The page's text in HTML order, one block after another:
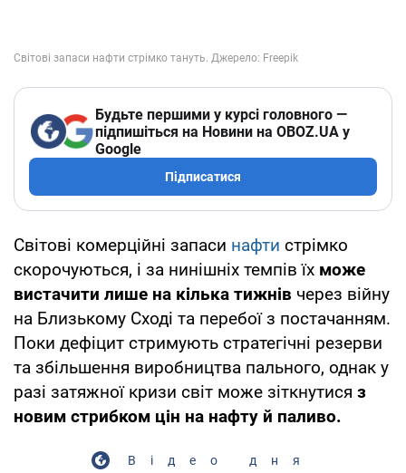
Будьте першими у курсі головного —
підпишіться на Новини на OBOZ.UA у
Google
Підписатися
Світові комерційні запаси нафти стрімко
скорочуються, і за нинішніх темпів їх може
вистачити лише на кілька тижнів через війну
на Близькому Сході та перебої з постачанням.
Поки дефіцит стримують стратегічні резерви
та збільшення виробництва пального, однак у
разі затяжної кризи світ може зіткнутися з
новим стрибком цін на нафту й паливо.
Відео дня